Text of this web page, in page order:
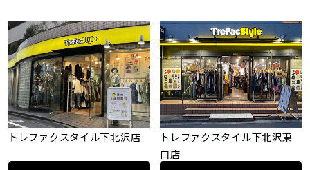
トレファクスタイル下北沢店
トレファクスタイル下北沢東
口店